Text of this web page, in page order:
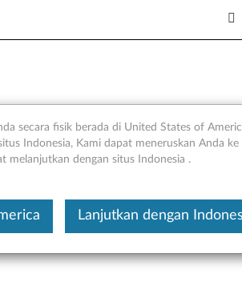
370, X380
Ini merupakan artikel
secara fisik berada di United States of
Indonesia, Kami dapat meneruskan Anda ke
melanjutkan dengan situs Indonesia .
Lanjutkan dengan